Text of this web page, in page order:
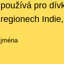
používá pro
regionech
jména